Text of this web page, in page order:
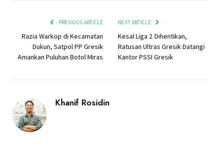
PREVIOUS ARTICLE
Razia Warkop di Kecamatan
Dukun, Satpol PP Gresik
Amankan Puluhan Botol Miras
NEXT ARTICLE
Kesal Liga 2 Dihentikan,
Ratusan Ultras Gresik Datangi
Kantor PSSI Gresik
Khanif Rosidin